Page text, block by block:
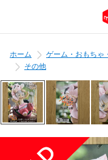
ホーム ゲーム・おもちゃ
その他